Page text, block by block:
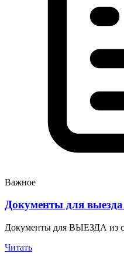
Важное
Документы для
Документы для ВЫЕЗДА из
Читать